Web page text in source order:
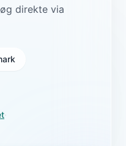
direkte via
·